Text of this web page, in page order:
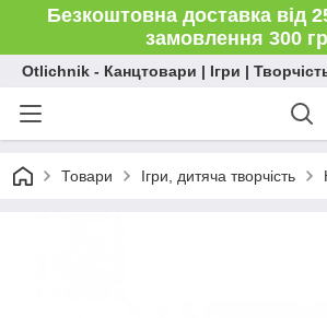
Безкоштовна доставка від
замовлення 300
Otlichnik - Канцтовари | Ігри |
Товари Ігри, дитяча творчість